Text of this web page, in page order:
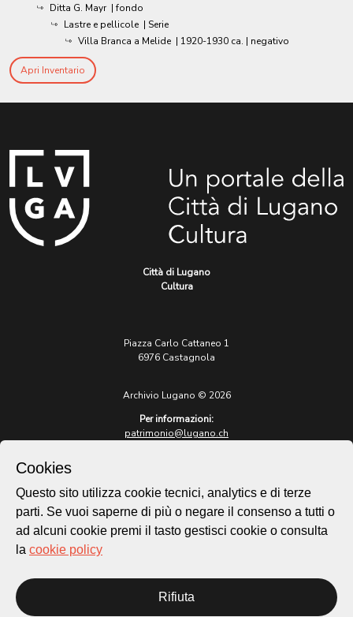
Ditta G. Mayr | fondo
Lastre e pellicole | Serie
Villa Branca a Melide | 1920-1930 ca. | negativo
Apri Inventario
Città di Lugano
Cultura
Piazza Carlo Cattaneo 1
6976 Castagnola
Archivio Lugano © 2026
Per informazioni:
patrimonio@lugano.ch
lugano.ch
Cookie policy
Homepage
Temi
Mappa
Cookies
Questo sito utilizza cookie tecnici, analytics e di terze
parti. Se vuoi saperne di più o negare il consenso a tutti o
ad alcuni cookie premi il tasto gestisci cookie o consulta
la cookie policy
Rifiuta